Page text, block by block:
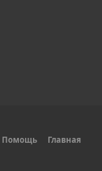
Помощь Главная